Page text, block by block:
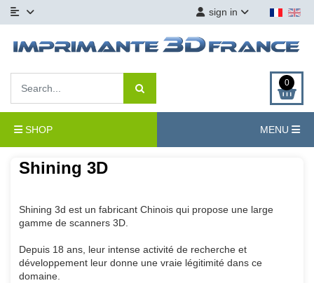
sign in
0
SHOP MENU
Shining 3D
Shining 3d est un fabricant Chinois qui propose une large
gamme de scanners 3D.
Depuis 18 ans, leur intense activité de recherche et
développement leur donne une vraie légitimité dans ce
domaine.